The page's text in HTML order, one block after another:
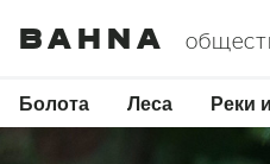
Bahna
Болота Леса Реки